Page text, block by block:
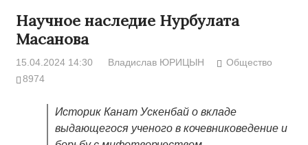
Научное наследие Нурбулата
Масанова
15.04.2024 14:30 Владислав ЮРИЦЫН
Общество
8974
Историк Канат Ускенбай о вкладе
выдающегося ученого в кочевниковедение и